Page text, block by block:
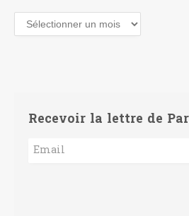
Archives
Recevoir la lettre de